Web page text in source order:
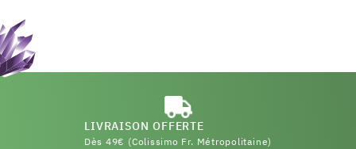
LIVRAISON OFFERTE
Dès 49€ (Colissimo Fr. Métropolitaine)